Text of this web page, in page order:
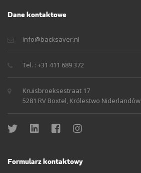
Dane kontaktowe
info@backsaver.nl
Tel. : +31 411 689 372
Kruisbroeksestraat 17
5281 RV Boxtel, Królestwo Niderlandów
Formularz kontaktowy